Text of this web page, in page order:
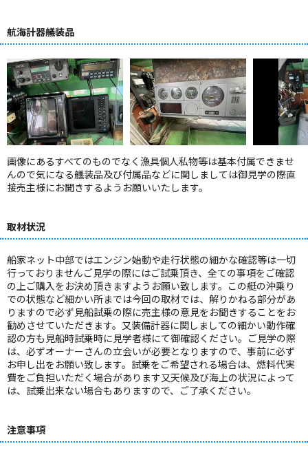
航海計器艤装品
画像にあるすべてのものでなく漁具個人私物等は基本付属できませ
んので気になる艤装品及び付属品などに関しましては御見学の際直
接売主様にお聞きするようお願いいたします。
取材状況
船家ネット中部ではエンジン始動や走行状態の細かな確認等は一切
行っておりませんご見学の際にはご試乗頂き、全ての事項をご確認
の上ご購入をお決め頂きますようお願い致します。この艇の沖乗り
での状態など細かい所までは今回の取材では、解りかねる部分があ
りますので必ず見船試乗の際に売主様の意見をお聞きすることをお
勧めさせていただきます。又装備計器に関しましての細かい動作確
認の方も見船時試乗時に見学者様にて御確認ください。ご見学の際
は、必ずオーナーさんの立会いが必要となりますので、事前に必ず
お申し出をお願い致します。試乗をご希望される場合は、燃料代実
費をご負担いただく場合があります又天候及び海上の状況によって
は、試乗出来ない場合もありますので、ご了承ください。
注意事項